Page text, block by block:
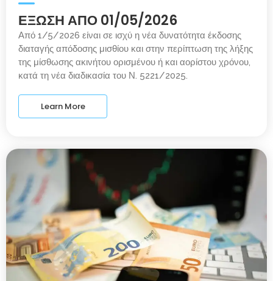
ΕΞΩΣΗ ΑΠΟ 01/05/2026
Από 1/5/2026 είναι σε ισχύ η νέα δυνατότητα έκδοσης
διαταγής απόδοσης μισθίου και στην περίπτωση της λήξης
της μίσθωσης ακινήτου ορισμένου ή και αορίστου χρόνου,
κατά τη νέα διαδικασία του Ν. 5221/2025.
Learn More